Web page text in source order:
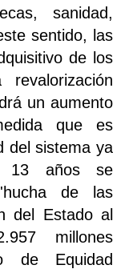
sanidad,
sentido, las
de los
un aumento
que es
del sistema ya
13 años se
de las
del Estado al
millones
de Equidad